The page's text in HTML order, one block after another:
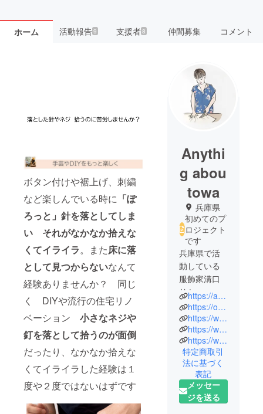
ホーム 活動報告9 支援者8 仲間募集 コメント
ボタン付けや裾上げ、刺繍
など楽しんでいる時に 「ぽ
ろっと」針を落としてしま
い それがなかなか拾えな
くてイライラ。また床に落
として見つからないなんて
経験ありませんか？ 同じ
く DIYや流行の住宅リノ
ベーション 小さなネジや
釘を落として拾うのが面倒
だったり、なかなか拾えな
くてイライラした経験は１
度や２度ではないはずです
Anythi
g abou
towa
兵庫県
初めてのプ
ロジェクト
です
兵庫県で活
動している
服飾家溝口
りか
（みぞく
ち り
か エ
ニィシグ
アバウ
トゥワ代
表 所在
地：兵庫県
加古川市在
https://anythig-abou-towa.com/
https://otokoto.base.shop/
https://www.youtube.com/results?search_query=%E9%9F%B3%E7%90%B4otokoto
https://www.instagram.com/aboutowa
https://www.instagram.com/otokoto_
特定商取引
法に基づく
表記
メッセー
ジを送る